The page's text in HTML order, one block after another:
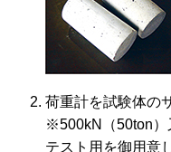
荷重計を試験体の
※500kN（50ton）
テスト用を御用意